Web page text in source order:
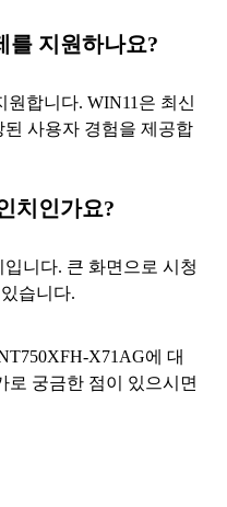
를 지원하나요?
원합니다. WIN11은 최신
사용자 경험을 제공합
치인가요?
니다. 큰 화면으로 시청
습니다.
X71AG에 대
로 궁금한 점이 있으시면